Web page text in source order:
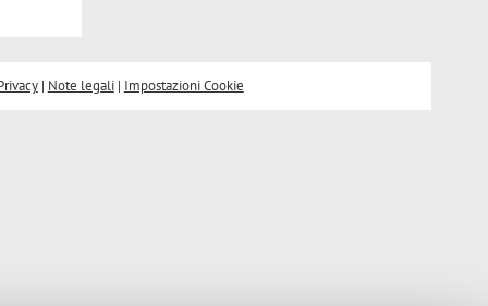
| Note legali| Impostazioni Cookie